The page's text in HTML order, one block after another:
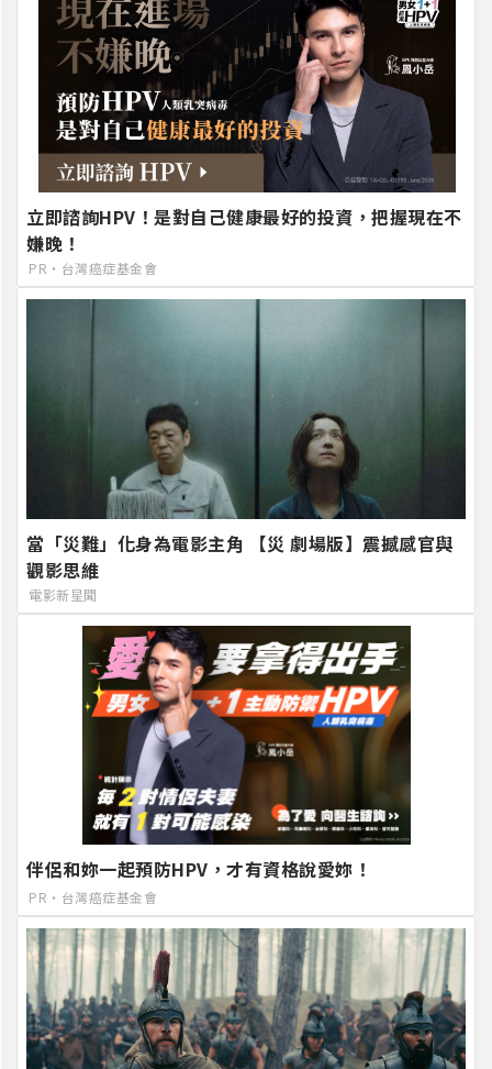
立即諮詢HPV！是對自己健康最好的投資，把握現在不
嫌晚！
PR・台灣癌症基金會
當「災難」化身為電影主角 【災 劇場版】震撼感官與
觀影思維
電影新星聞
伴侶和妳一起預防HPV，才有資格說愛妳！
PR・台灣癌症基金會